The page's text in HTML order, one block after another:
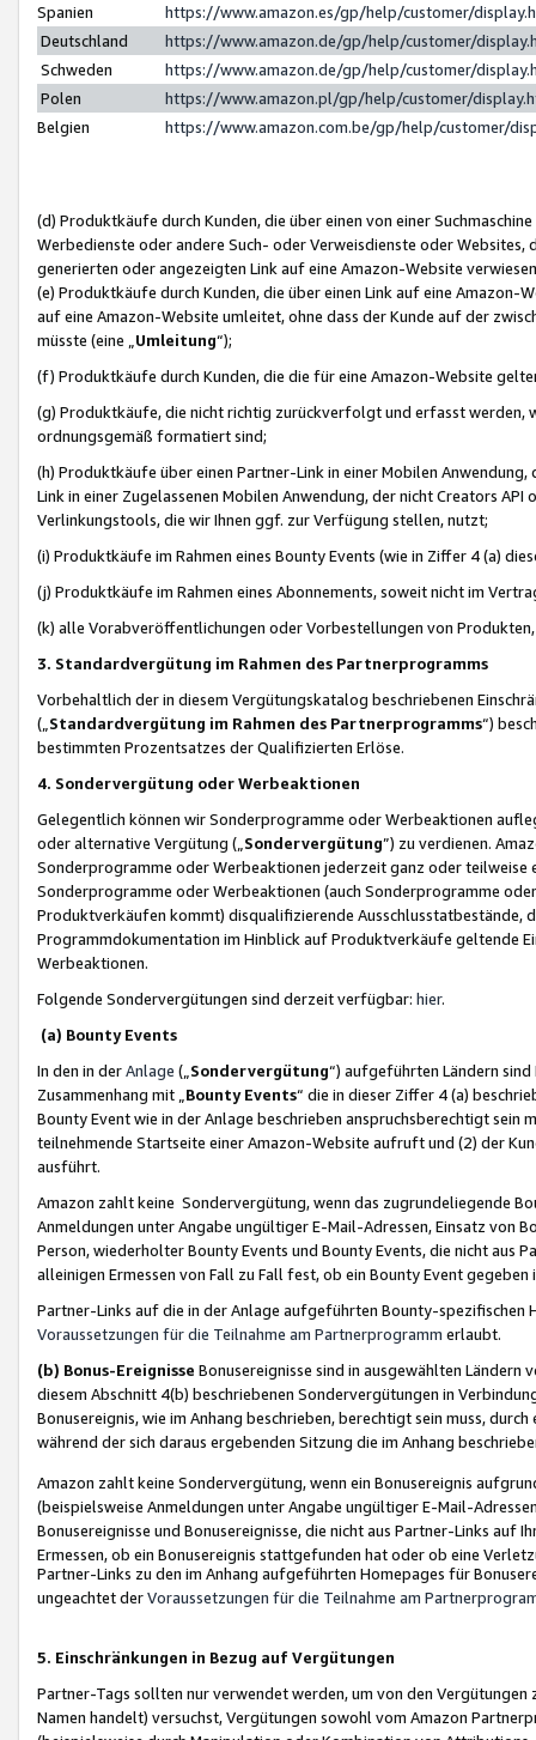
Spanien
https://www.amazon.es/gp/help/customer/
Deutschland
https://www.amazon.de/gp/help/customer/
Schweden
https://www.amazon.de/gp/help/customer/
Polen
https://www.amazon.pl/gp/help/customer/
Belgien
https://www.amazon.com.be/gp/help/customer/
(d) Produktkäufe durch Kunden, die über einen von einer
Werbedienste oder andere Such- oder Verweisdienste oder Websites,
generierten oder angezeigten Link auf eine Amazon-Website
(e) Produktkäufe durch Kunden, die über einen Link auf eine
auf eine Amazon-Website umleitet, ohne dass der Kunde auf der
müsste (eine „ Umleitung“);
(f) Produktkäufe durch Kunden, die die für eine Amazon-Website
(g) Produktkäufe, die nicht richtig zurückverfolgt und erfasst werden,
ordnungsgemäß formatiert sind;
(h) Produktkäufe über einen Partner-Link in einer Mobilen
Link in einer Zugelassenen Mobilen Anwendung, der nicht Creators
Verlinkungstools, die wir Ihnen ggf. zur Verfügung stellen, nutzt;
(i) Produktkäufe im Rahmen eines Bounty Events (wie in Ziffer 4 (a)
(j) Produktkäufe im Rahmen eines Abonnements, soweit nicht im
(k) alle Vorabveröffentlichungen oder Vorbestellungen von
3. Standardvergütung im Rahmen des Partnerprogramms
Vorbehaltlich der in diesem Vergütungskatalog beschriebenen
(„ Standardvergütung im Rahmen des Partnerprogramms“)
bestimmten Prozentsatzes der Qualifizierten Erlöse.
4. Sondervergütung oder Werbeaktionen
Gelegentlich können wir Sonderprogramme oder Werbeaktionen
oder alternative Vergütung („ Sondervergütung”) zu verdienen.
Sonderprogramme oder Werbeaktionen jederzeit ganz oder
Sonderprogramme oder Werbeaktionen (auch Sonderprogramme
Produktverkäufen kommt) disqualifizierende Ausschlusstatbestände,
Programmdokumentation im Hinblick auf Produktverkäufe geltende
Werbeaktionen.
Folgende Sondervergütungen sind derzeit verfügbar: hier.
(a) Bounty Events
In den in derAnlage („ Sondervergütung“) aufgeführten Ländern
Zusammenhang mit „ Bounty Events“ die in dieser Ziffer 4 (a)
Bounty Event wie in der Anlage beschrieben anspruchsberechtigt sein
teilnehmende Startseite einer Amazon-Website aufruft und (2) der
ausführt.
Amazon zahlt keine Sondervergütung, wenn das zugrundeliegende
Anmeldungen unter Angabe ungültiger E-Mail-Adressen, Einsatz von
Person, wiederholter Bounty Events und Bounty Events, die nicht
alleinigen Ermessen von Fall zu Fall fest, ob ein Bounty Event
Partner-Links auf die in der Anlage aufgeführten Bounty-spezifischen
Voraussetzungen für die Teilnahme am Partnerprogramm erlaubt.
(b) Bonus-Ereignisse Bonusereignisse sind in ausgewählten Ländern
diesem Abschnitt 4(b) beschriebenen Sondervergütungen in
Bonusereignis, wie im Anhang beschrieben, berechtigt sein muss,
während der sich daraus ergebenden Sitzung die im Anhang
Amazon zahlt keine Sondervergütung, wenn ein Bonusereignis
(beispielsweise Anmeldungen unter Angabe ungültiger E-Mail-
Bonusereignisse und Bonusereignisse, die nicht aus Partner-Links auf
Ermessen, ob ein Bonusereignis stattgefunden hat oder ob eine
Partner-Links zu den im Anhang aufgeführten Homepages für
ungeachtet derVoraussetzungen für die Teilnahme am
5. Einschränkungen in Bezug auf Vergütungen
Partner-Tags sollten nur verwendet werden, um von den
Namen handelt) versuchst, Vergütungen sowohl vom Amazon